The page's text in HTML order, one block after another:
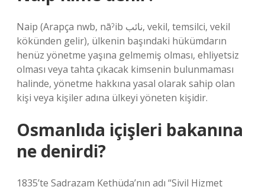
Naip (Arapça nwb, nāˀib نائب, vekil, temsilci, vekil
kökünden gelir), ülkenin başındaki hükümdarın
henüz yönetme yaşına gelmemiş olması, ehliyetsiz
olması veya tahta çıkacak kimsenin bulunmaması
halinde, yönetme hakkına yasal olarak sahip olan
kişi veya kişiler adına ülkeyi yöneten kişidir.
Osmanlıda içişleri bakanına
ne denirdi?
1835’te Sadrazam Kethüda’nın adı “Sivil Hizmet